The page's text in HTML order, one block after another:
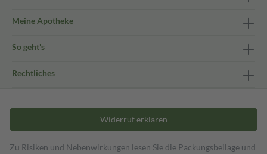
Meine Apotheke
So geht's
Rechtliches
Widerruf erklären
Zu Risiken und Nebenwirkungen lesen Sie die Packungsbeilage und